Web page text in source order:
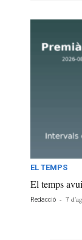
EL TEMPS
El temps
Redacció - 7